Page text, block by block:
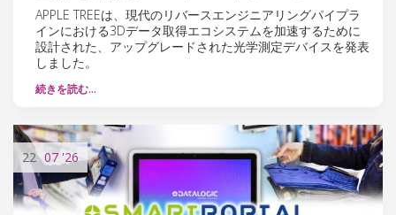
APPLE TREEは、現代のリバースエンジニアリングパイプラ
インにおける3Dデータ取得エコシステムを加速するために
設計された、アップグレードされた光学測定デバイスを発表
しました。
続きを読む…
22 07 '26